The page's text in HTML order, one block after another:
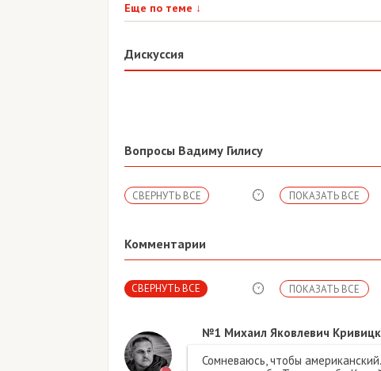
Еще по теме ↓
Дискуссия
Вопросы Вадиму Гилису
СВЕРНУТЬ ВСЕ ПОКАЗАТЬ ВСЕ
Комментарии
СВЕРНУТЬ ВСЕ ПОКАЗАТЬ ВСЕ
№1 Михаил Яковлевич
Сомневаюсь, чтобы